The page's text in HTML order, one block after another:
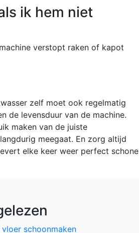
ik hem niet
verstopt raken of kapot
zelf moet ook regelmatig
de levensduur van de machine.
maken van de juiste
meegaat. En zorg altijd
elke keer weer perfect schone
vloer schoonmaken